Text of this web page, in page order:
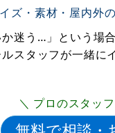
ズ・素材・屋内外の
迷う…」という場
スタッフが一緒に
＼ プロのスタッ